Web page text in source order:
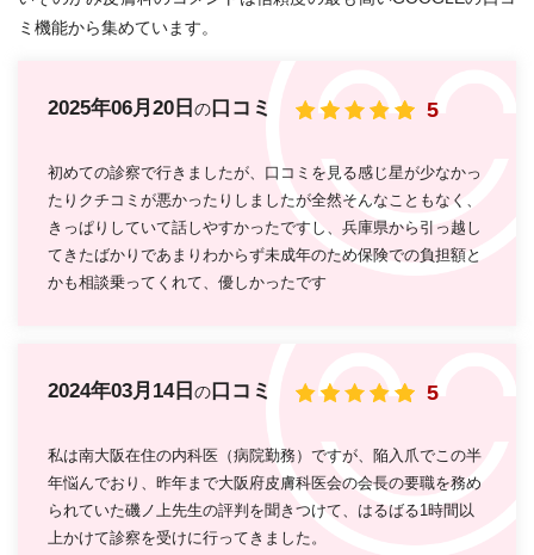
ミ機能から集めています。
2025年06月20日 の口コミ 5
初めての診察で行きましたが、口コミを見る感じ星が少なかっ
たりクチコミが悪かったりしましたが全然そんなこともなく、
きっぱりしていて話しやすかったですし、兵庫県から引っ越し
てきたばかりであまりわからず未成年のため保険での負担額と
かも相談乗ってくれて、優しかったです
2024年03月14日 の口コミ 5
私は南大阪在住の内科医（病院勤務）ですが、陥入爪でこの半
年悩んでおり、昨年まで大阪府皮膚科医会の会長の要職を務め
られていた磯ノ上先生の評判を聞きつけて、はるばる1時間以
上かけて診察を受けに行ってきました。